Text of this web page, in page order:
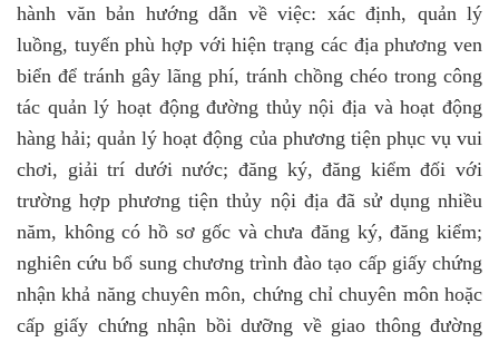
hành văn bản hướng dẫn về việc: xác định, quản lý
luồng, tuyến phù hợp với hiện trạng các địa phương ven
biển để tránh gây lãng phí, tránh chồng chéo trong công
tác quản lý hoạt động đường thủy nội địa và hoạt động
hàng hải; quản lý hoạt động của phương tiện phục vụ vui
chơi, giải trí dưới nước; đăng ký, đăng kiểm đối với
trường hợp phương tiện thủy nội địa đã sử dụng nhiều
năm, không có hồ sơ gốc và chưa đăng ký, đăng kiểm;
nghiên cứu bổ sung chương trình đào tạo cấp giấy chứng
nhận khả năng chuyên môn, chứng chỉ chuyên môn hoặc
cấp giấy chứng nhận bồi dưỡng về giao thông đường